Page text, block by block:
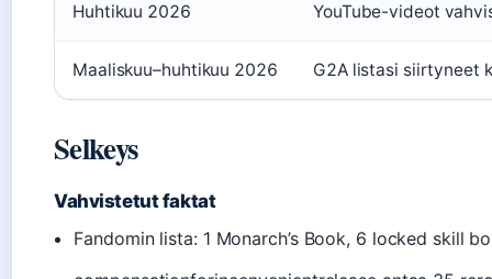
Huhtikuu 2026 YouTube-videot
Maaliskuu–huhtikuu 2026 G2A listasi siirtyneet
Selkeys
Vahvistetut faktat
Fandomin lista: 1 Monarch’s Book, 6 locked skill